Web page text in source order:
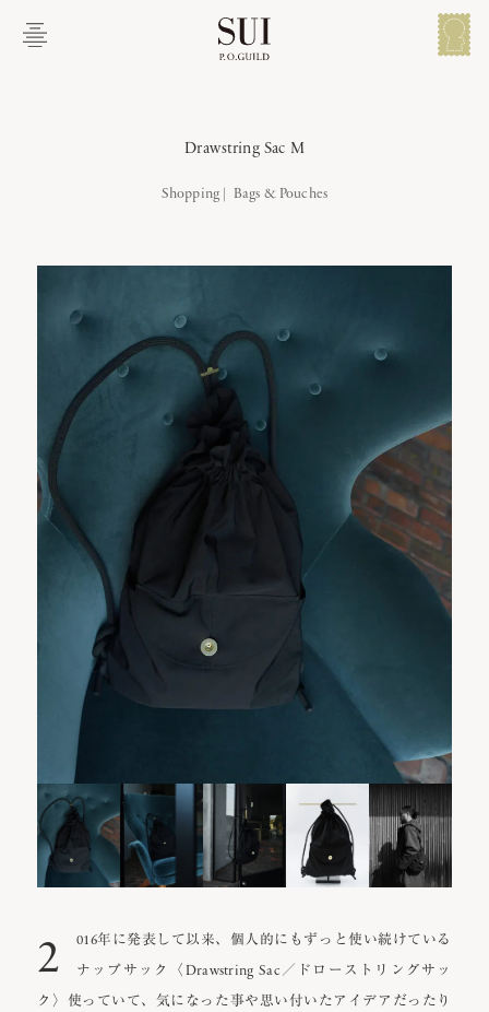
Drawstring Sac M
Shopping Bags & Pouches
Drawstring Sac M
2
016年に発表して以来、個人的にもずっと使い続けている
ナップサック〈Drawstring Sac／ドローストリングサッ
ク〉使っていて、気になった事や思い付いたアイデアだったり